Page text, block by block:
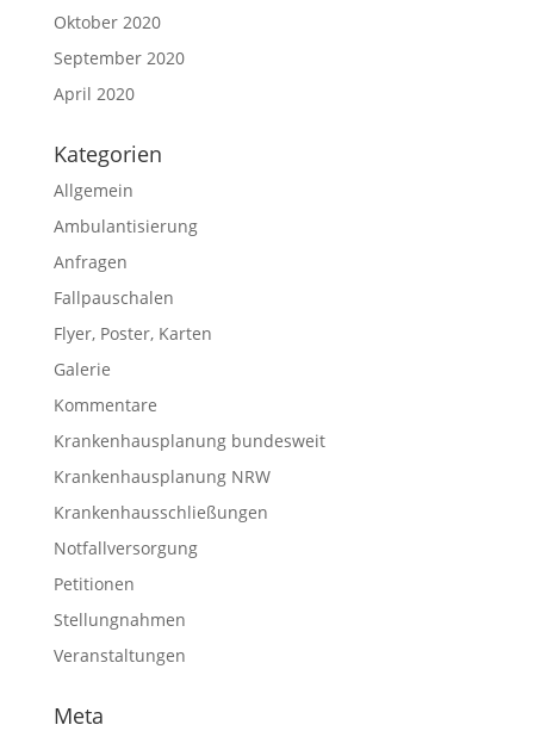
Oktober 2020
September 2020
April 2020
Kategorien
Allgemein
Ambulantisierung
Anfragen
Fallpauschalen
Flyer, Poster, Karten
Galerie
Kommentare
Krankenhausplanung bundesweit
Krankenhausplanung NRW
Krankenhausschließungen
Notfallversorgung
Petitionen
Stellungnahmen
Veranstaltungen
Meta